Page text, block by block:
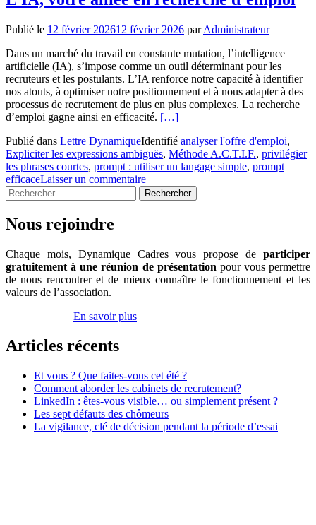
Publié le 12 février 202612 février 2026 parAdministrateur
Dans un marché du travail en constante mutation, l’intelligence
artificielle (IA), s’impose comme un outil déterminant pour les
recruteurs et les postulants. L’IA renforce notre capacité à identifier
nos atouts, à optimiser notre positionnement et à nous adapter à des
processus de recrutement de plus en plus complexes. La recherche
d’emploi gagne ainsi en efficacité. En
plus
surL’IA,
votre
en
[…]
Publié dans Lettre DynamiqueIdentifié analyser l'offre d'emploi,
Expliciter les expressions ambiguës, Méthode A.C.T.I.F., privilégier
les phrases courtes, prompt : utiliser un langage simple, prompt
efficaceLaisser un commentaire
Rechercher :
Nous rejoindre
Chaque mois, Dynamique Cadres vous propose de participer
gratuitement à une réunion de présentation pour vous permettre
de nous rencontrer et de mieux connaître le fonctionnement et les
valeurs de l’association.
En savoir plus
Articles récents
Et vous ? Que faites-vous cet été ?
Comment aborder les cabinets de recrutement?
LinkedIn : êtes-vous visible… ou simplement présent ?
Les sept défauts des chômeurs
La vigilance, clé de décision pendant la période d’essai